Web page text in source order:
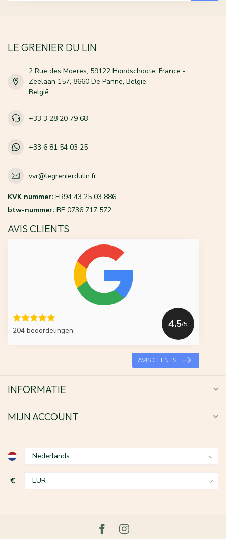
LE GRENIER DU LIN
2 Rue des Moeres, 59122 Hondschoote, France -
Zeelaan 157, 8660 De Panne, België
België
+33 3 28 20 79 68
+33 6 81 54 03 25
vvr@legrenierdulin.fr
KVK nummer: FR94 43 25 03 886
btw-nummer: BE 0736 717 572
AVIS CLIENTS
204 beoordelingen
4.5/5
AVIS CLIENTS
INFORMATIE
MIJN ACCOUNT
€